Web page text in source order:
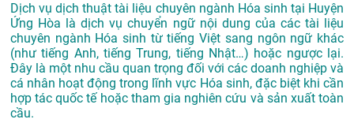
Dịch vụ dịch thuật tài liệu chuyên ngành Hóa sinh tại Huyện
Ứng Hòa là dịch vụ chuyển ngữ nội dung của các tài liệu
chuyên ngành Hóa sinh từ tiếng Việt sang ngôn ngữ khác
(như tiếng Anh, tiếng Trung, tiếng Nhật…) hoặc ngược lại.
Đây là một nhu cầu quan trọng đối với các doanh nghiệp và
cá nhân hoạt động trong lĩnh vực Hóa sinh, đặc biệt khi cần
hợp tác quốc tế hoặc tham gia nghiên cứu và sản xuất toàn
cầu.